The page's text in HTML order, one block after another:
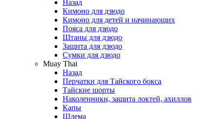
Назад
Кимоно для дзюдо
Кимоно для детей и начинающих
Пояса для дзюдо
Штаны для дзюдо
Защита для дзюдо
Сумки для дзюдо
Muay Thai
Назад
Перчатки для Тайского бокса
Тайские шорты
Наколенники, защита локтей, ахиллов
Капы
Шлема